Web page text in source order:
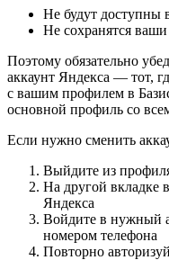
Не будут доступны
Не сохранятся
Поэтому обязательно
аккаунт Яндекса — тот,
с вашим профилем в
основной профиль со
Если нужно сменить
Выйдите из
На другой вкладке
Яндекса
Войдите в нужный
номером телефона
Повторно